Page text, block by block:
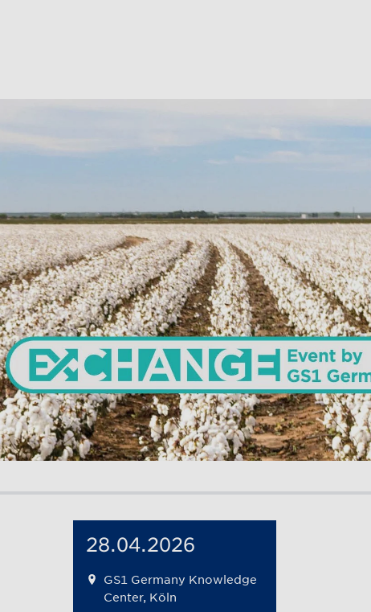
28.04.2026
GS1 Germany Knowledge
Center, Köln